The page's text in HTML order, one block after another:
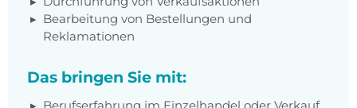
Bearbeitung von Bestellungen und
Reklamationen
Das bringen Sie mit: